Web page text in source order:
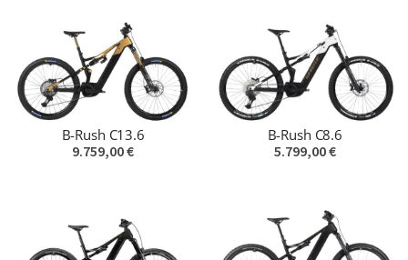
B-Rush C13.6
9.759,00 €
B-Rush C8.6
5.799,00 €